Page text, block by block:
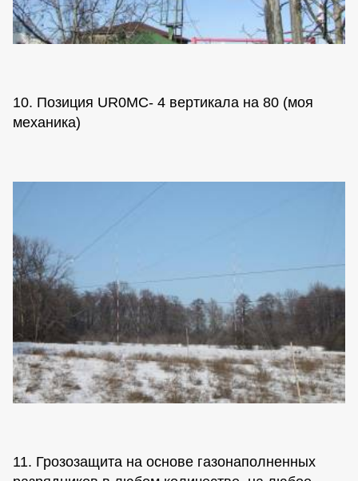
10. Позиция UR0MC- 4 вертикала на 80 (моя
механика)
11. Грозозащита на основе газонаполненных